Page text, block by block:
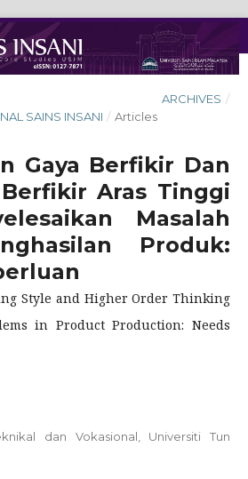
ARCHIVES /
SAINS INSANI / Articles
Gaya Berfikir Dan
Aras Tinggi
Masalah
Produk:
Style and Higher Order Thinking
in Product Production: Needs
dan Vokasional, Universiti Tun